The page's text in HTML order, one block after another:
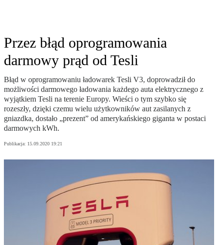
Przez błąd oprogramowania
darmowy prąd od Tesli
Błąd w oprogramowaniu ładowarek Tesli V3, doprowadził do
możliwości darmowego ładowania każdego auta elektrycznego z
wyjątkiem Tesli na terenie Europy. Wieści o tym szybko się
rozeszły, dzięki czemu wielu użytkowników aut zasilanych z
gniazdka, dostało „prezent” od amerykańskiego giganta w postaci
darmowych kWh.
Publikacja: 15.09.2020 19:21